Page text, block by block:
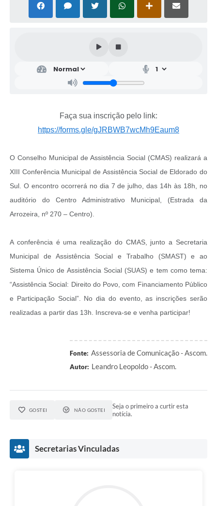
Faça sua inscrição pelo link:
https://forms.gle/gJRBWB7wcMh9Eaum8
O Conselho Municipal de Assistência Social (CMAS) realizará a
XIII Conferência Municipal de Assistência Social de Eldorado do
Sul. O encontro ocorrerá no dia 7 de julho, das 14h às 18h, no
auditório do Centro Administrativo Municipal, (Estrada da
Arrozeira, nº 270 – Centro).
A conferência é uma realização do CMAS, junto a Secretaria
Municipal de Assistência Social e Trabalho (SMAST) e ao
Sistema Único de Assistência Social (SUAS) e tem como tema:
“Assistência Social: Direito do Povo, com Financiamento Público
e Participação Social”. No dia do evento, as inscrições serão
realizadas a partir das 13h. Inscreva-se e venha participar!
Fonte: Assessoria de Comunicação - Ascom.
Autor: Leandro Leopoldo - Ascom.
GOSTEI NÃO GOSTEI
Seja o primeiro a curtir esta
notícia.
Secretarias Vinculadas